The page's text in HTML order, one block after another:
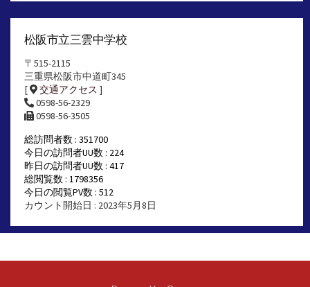
松阪市立三雲中学校
〒515-2115
三重県松阪市中道町345
[
交通アクセス ]
0598-56-2329
0598-56-3505
総訪問者数 : 351700
今日の訪問者UU数 : 224
昨日の訪問者UU数 : 417
総閲覧数 : 1798356
今日の閲覧PV数 : 512
カウント開始日 : 2023年5月8日